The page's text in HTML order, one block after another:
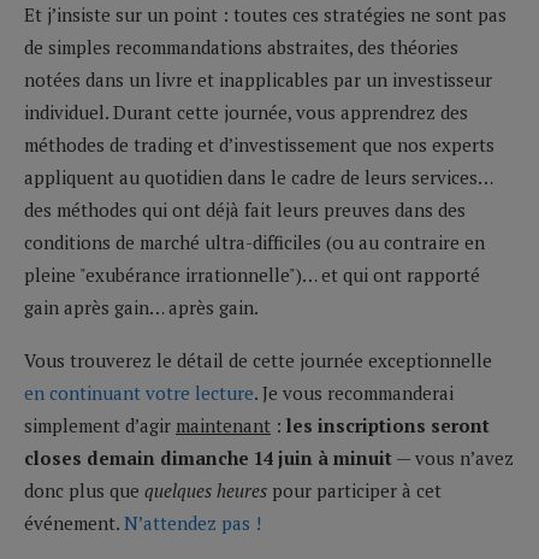
Et j’insiste sur un point : toutes ces stratégies ne sont pas
de simples recommandations abstraites, des théories
notées dans un livre et inapplicables par un investisseur
individuel. Durant cette journée, vous apprendrez des
méthodes de trading et d’investissement que nos experts
appliquent au quotidien dans le cadre de leurs services…
des méthodes qui ont déjà fait leurs preuves dans des
conditions de marché ultra-difficiles (ou au contraire en
pleine "exubérance irrationnelle")… et qui ont rapporté
gain après gain… après gain.
Vous trouverez le détail de cette journée exceptionnelle
en continuant votre lecture. Je vous recommanderai
simplement d’agir maintenant : les inscriptions seront
closes demain dimanche 14 juin à minuit — vous n’avez
donc plus que quelques heures pour participer à cet
événement. N’attendez pas !